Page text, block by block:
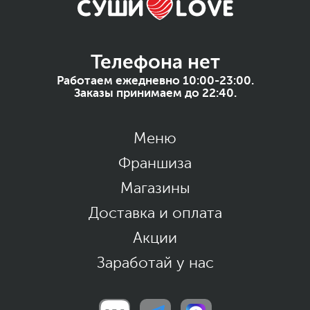
Телефона нет
Работаем ежедневно 10:00-23:00.
Заказы принимаем до 22:40.
Меню
Франшиза
Магазины
Доставка и оплата
Акции
Заработай у нас